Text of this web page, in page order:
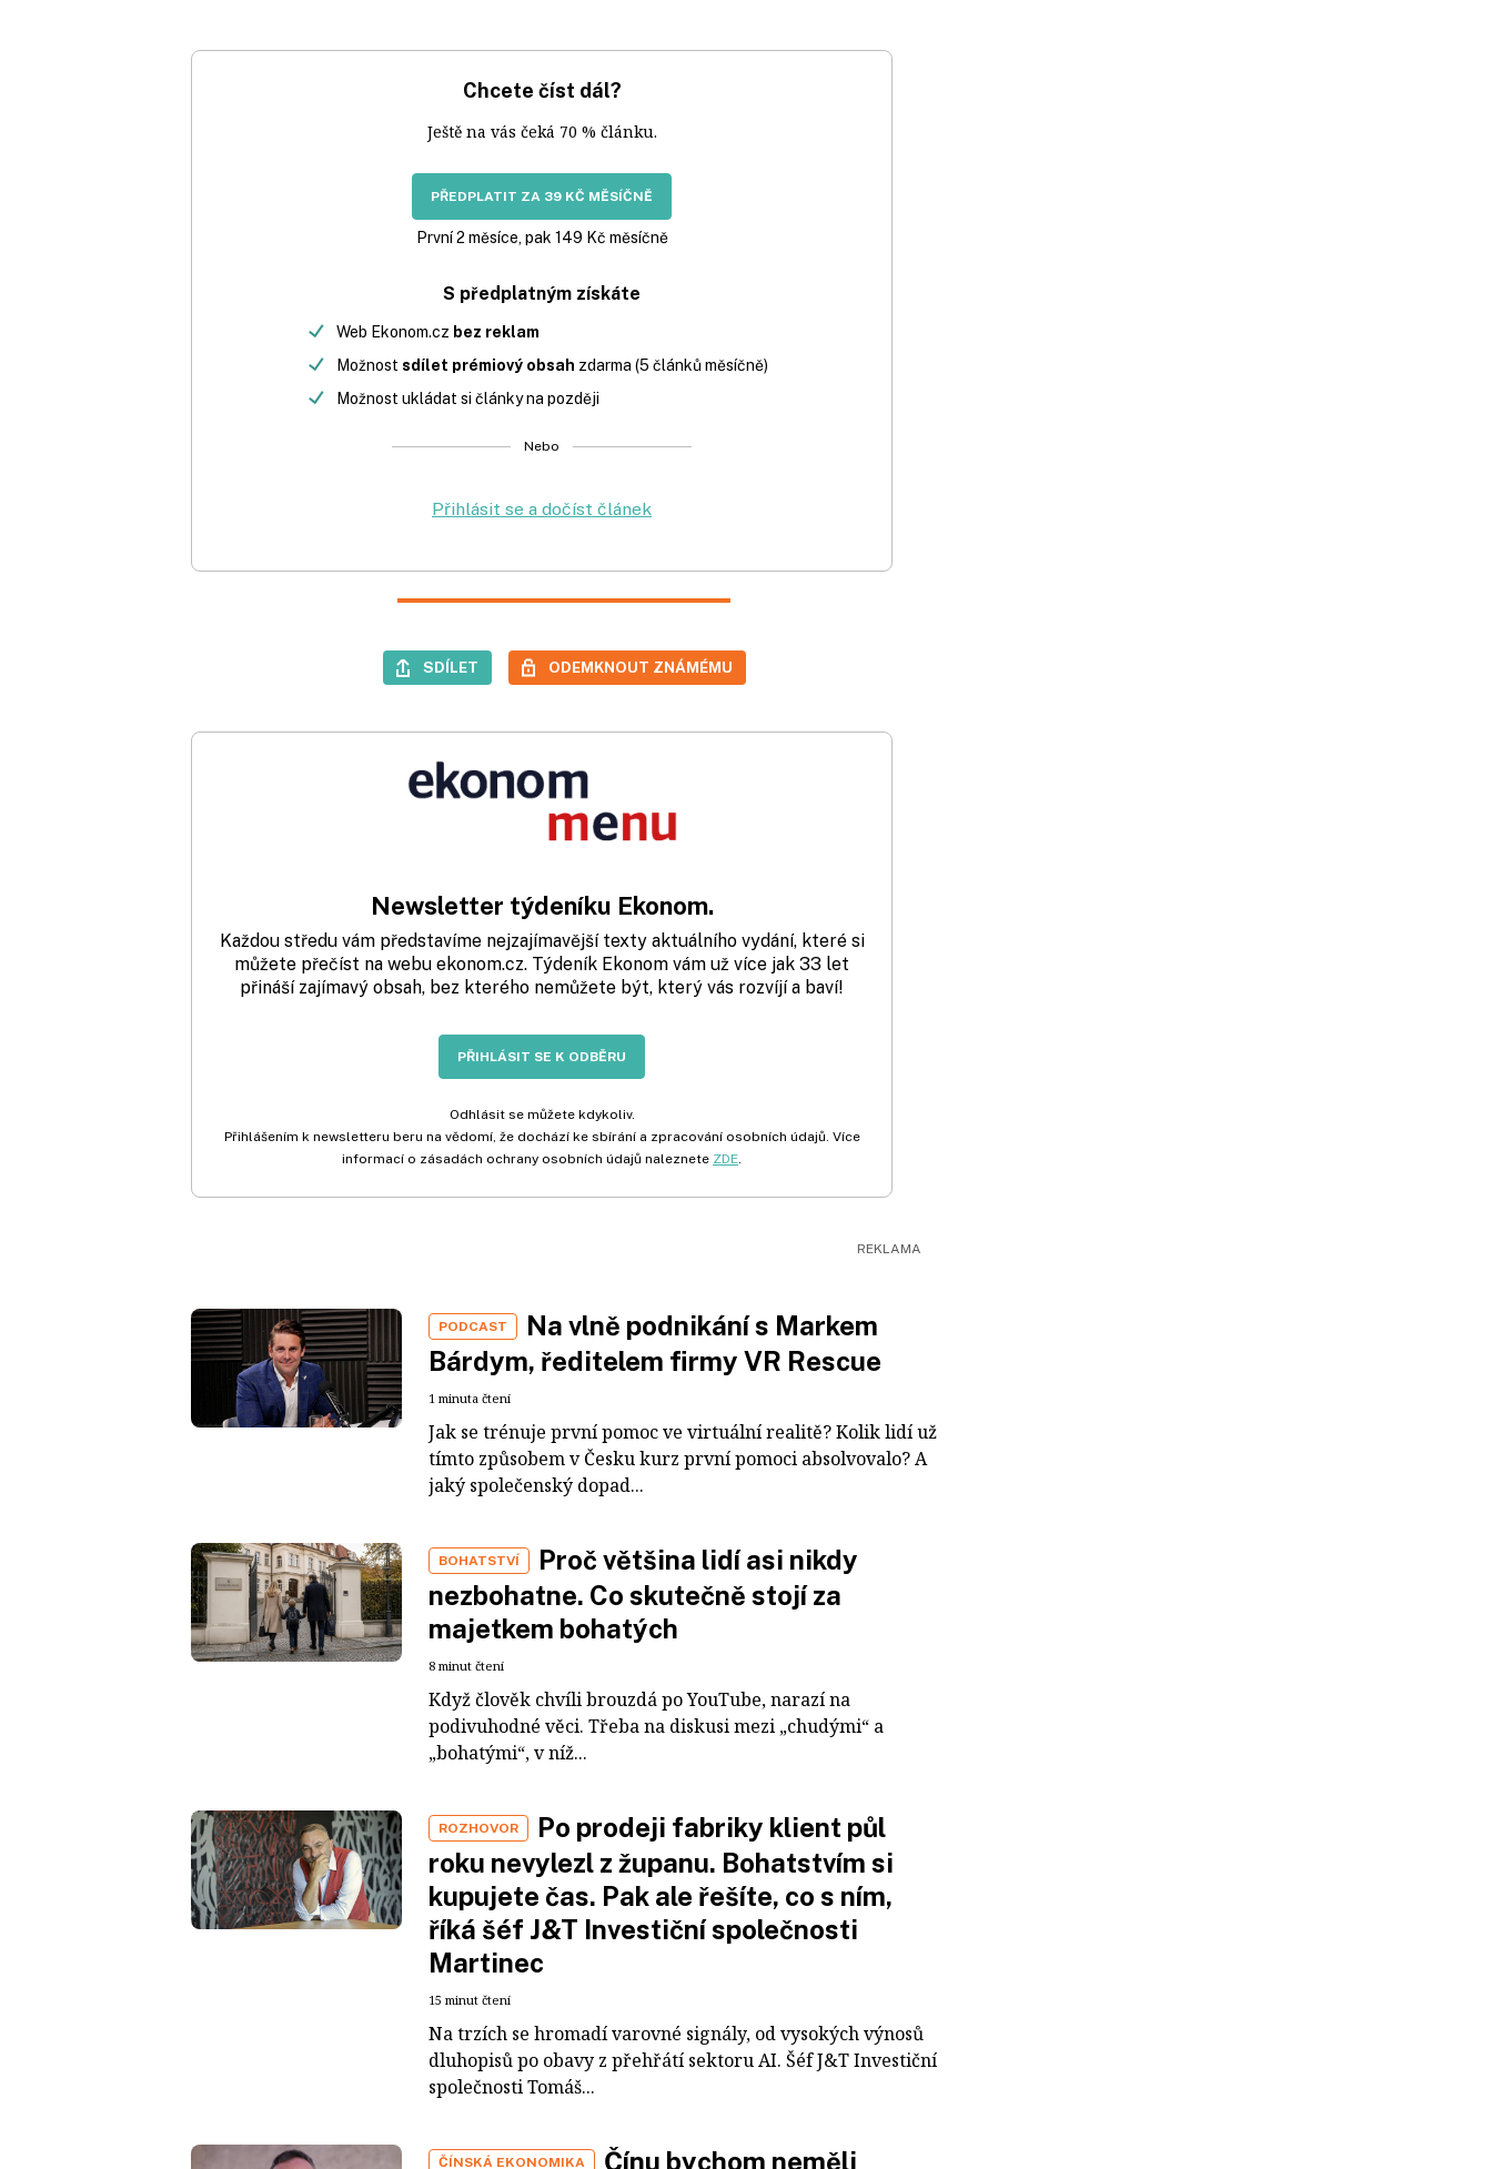
Chcete číst dál?
Ještě na vás čeká 70 % článku.
PŘEDPLATIT ZA 39 KČ MĚSÍČNĚ
První 2 měsíce, pak 149 Kč měsíčně
S předplatným získáte
Web Ekonom.cz bez reklam
Možnost sdílet prémiový obsah zdarma (5 článků měsíčně)
Možnost ukládat si články na později
Nebo
Přihlásit se a dočíst článek
SDÍLET ODEMKNOUT ZNÁMÉMU
Newsletter týdeníku Ekonom.
Každou středu vám představíme nejzajímavější texty aktuálního vydání, které si
můžete přečíst na webu ekonom.cz. Týdeník Ekonom vám už více jak 33 let
přináší zajímavý obsah, bez kterého nemůžete být, který vás rozvíjí a baví!
PŘIHLÁSIT SE K ODBĚRU
Odhlásit se můžete kdykoliv.
Přihlášením k newsletteru beru na vědomí, že dochází ke sbírání a zpracování osobních údajů. Více
informací o zásadách ochrany osobních údajů naleznete ZDE.
PODCAST
Na vlně podnikání s Markem
Bárdym, ředitelem firmy VR Rescue
1 minuta čtení
Jak se trénuje první pomoc ve virtuální realitě? Kolik lidí už
tímto způsobem v Česku kurz první pomoci absolvovalo? A
jaký společenský dopad...
BOHATSTVÍ
Proč většina lidí asi nikdy
nezbohatne. Co skutečně stojí za
majetkem bohatých
8 minut čtení
Když člověk chvíli brouzdá po YouTube, narazí na
podivuhodné věci. Třeba na diskusi mezi „chudými“ a
„bohatými“, v níž...
ROZHOVOR
Po prodeji fabriky klient půl
roku nevylezl z županu. Bohatstvím si
kupujete čas. Pak ale řešíte, co s ním,
říká šéf J&T Investiční společnosti
Martinec
15 minut čtení
Na trzích se hromadí varovné signály, od vysokých výnosů
dluhopisů po obavy z přehřátí sektoru AI. Šéf J&T Investiční
společnosti Tomáš...
ČÍNSKÁ EKONOMIKA Čínu bychom neměli